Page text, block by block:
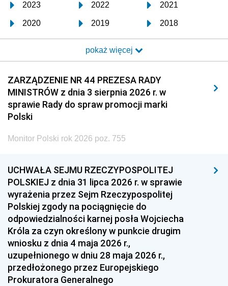
2023 2022 2021
2020 2019 2018
2017 2016 2015
2014 2013 2012
2011 2010 2009
2008 2007 2006
2005
1996 1995 1994
1993 1992 1991
1990 1989
1987 1986 1985
1984 1983
1981 1980 1979
1978 1977
pokaż więcej
ZARZĄDZENIE NR 44 PREZESA RADY
MINISTRÓW z dnia 3 sierpnia 2026 r. w
sprawie Rady do spraw promocji marki
Polski
Monitor Polski rok 2026 poz. 755
UCHWAŁA SEJMU RZECZYPOSPOLITEJ
POLSKIEJ z dnia 31 lipca 2026 r. w sprawie
wyrażenia przez Sejm Rzeczypospolitej
Polskiej zgody na pociągnięcie do
odpowiedzialności karnej posła Wojciecha
Króla za czyn określony w punkcie drugim
wniosku z dnia 4 maja 2026 r.,
uzupełnionego w dniu 28 maja 2026 r.,
przedłożonego przez Europejskiego
Prokuratora Generalnego